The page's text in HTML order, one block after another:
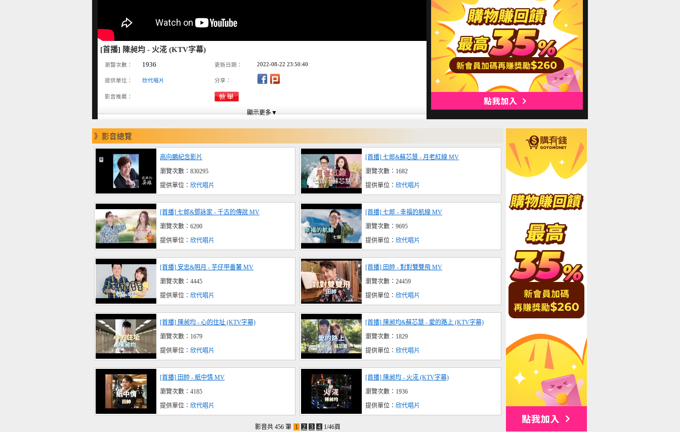
[首播] 陳昶均 - 火㳸 (KTV字幕)
瀏覽次數： 1936 更新日期： 2022-08-22 23:50:40
提供單位： 欣代唱片 分享：
影音推薦：
》影音總覽
高向鵬紀念影片
瀏覽次數：830295
提供單位： 欣代唱片
[首播] 七郎&蘇芯慧 - 月老紅線 MV
瀏覽次數：1682
提供單位： 欣代唱片
[首播] 七郎&鄧詠家 - 千古的傳說 MV
瀏覽次數：6200
提供單位： 欣代唱片
[首播] 七郎 - 幸福的航線 MV
瀏覽次數：9695
提供單位： 欣代唱片
[首播] 安忠&明月 - 芋仔甲番薯 MV
瀏覽次數：4445
提供單位： 欣代唱片
[首播] 田帥 - 對對雙雙飛 MV
瀏覽次數：24459
提供單位： 欣代唱片
[首播] 陳昶均 - 心的住址 (KTV字幕)
瀏覽次數：1679
提供單位： 欣代唱片
[首播] 陳昶均&蘇芯慧 - 愛的路上 (KTV字幕)
瀏覽次數：1829
提供單位： 欣代唱片
[首播] 田帥 - 紙中情 MV
瀏覽次數：4185
提供單位： 欣代唱片
[首播] 陳昶均 - 火㳸 (KTV字幕)
瀏覽次數：1936
提供單位： 欣代唱片
影音共 456 筆 1 2 3 4 1/46頁